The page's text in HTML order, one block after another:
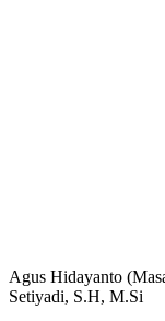
Agus Hidayanto
Setiyadi, S.H, M.Si